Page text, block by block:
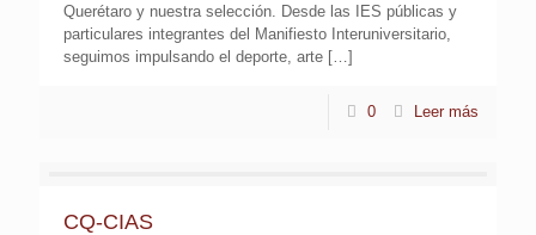
Querétaro y nuestra selección. Desde las IES públicas y
particulares integrantes del Manifiesto Interuniversitario,
seguimos impulsando el deporte, arte […]
0 Leer más
CQ-CIAS